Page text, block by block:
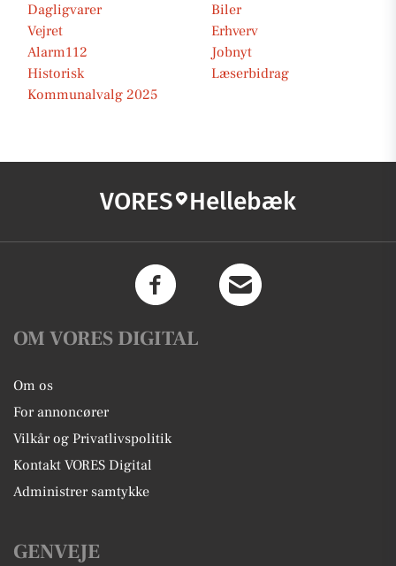
Dagligvarer
Biler
Vejret
Erhverv
Alarm112
Jobnyt
Historisk
Læserbidrag
Kommunalvalg 2025
VORES Hellebæk
OM VORES DIGITAL
Om os
For annoncører
Vilkår og Privatlivspolitik
Kontakt VORES Digital
Administrer samtykke
GENVEJE